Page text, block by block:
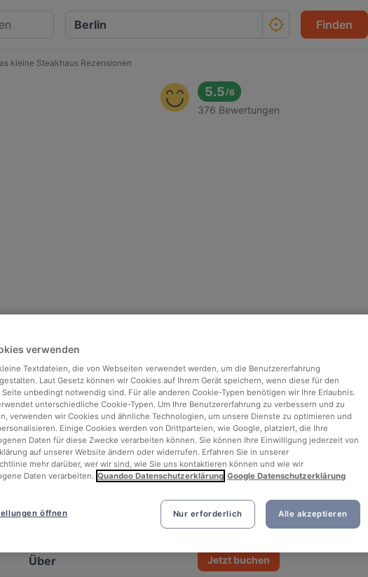
Finden
kleine Steakhaus Rezensionen
5.5/6
376 Bewertungen
See all 7 photos
Über Jetzt buchen
verwenden
Textdateien, die von Webseiten verwendet werden, um die Benutzererfahrung
Laut Gesetz können wir Cookies auf Ihrem Gerät speichern, wenn diese für den
Seite unbedingt notwendig sind. Für alle anderen Cookie-Typen benötigen wir Ihre Erlaubnis.
unterschiedliche Cookie-Typen. Um Ihre Benutzererfahrung zu verbessern und zu
verwenden wir Cookies und ähnliche Technologien, um unsere Dienste zu optimieren und
Einige Cookies werden von Drittparteien, wie Google, platziert, die Ihre
Daten für diese Zwecke verarbeiten können. Sie können Ihre Einwilligung jederzeit von
auf unserer Website ändern oder widerrufen. Erfahren Sie in unserer
mehr darüber, wer wir sind, wie Sie uns kontaktieren können und wie wir
Daten verarbeiten. Quandoo Datenschutzerklärung Google Datenschutzerklärung
Nur erforderlich Alle akzeptieren
öffnen